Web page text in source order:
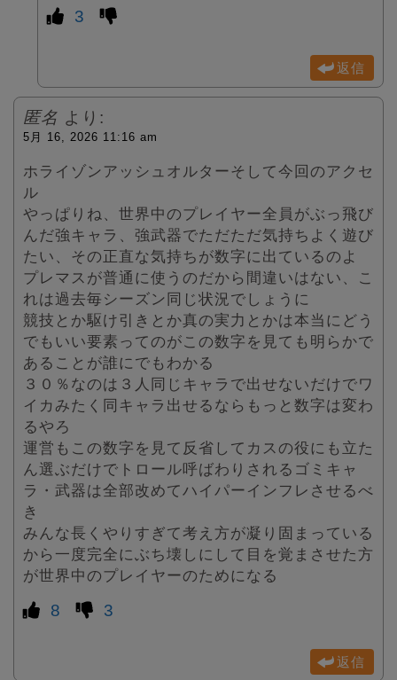
3
返信
匿名 より:
5月 16, 2026 11:16 am
ホライゾンアッシュオルターそして今回のアクセ
ル
やっぱりね、世界中のプレイヤー全員がぶっ飛び
んだ強キャラ、強武器でただただ気持ちよく遊び
たい、その正直な気持ちが数字に出ているのよ
プレマスが普通に使うのだから間違いはない、こ
れは過去毎シーズン同じ状況でしょうに
競技とか駆け引きとか真の実力とかは本当にどう
でもいい要素ってのがこの数字を見ても明らかで
あることが誰にでもわかる
３０％なのは３人同じキャラで出せないだけでワ
イカみたく同キャラ出せるならもっと数字は変わ
るやろ
運営もこの数字を見て反省してカスの役にも立た
ん選ぶだけでトロール呼ばわりされるゴミキャ
ラ・武器は全部改めてハイパーインフレさせるべ
き
みんな長くやりすぎて考え方が凝り固まっている
から一度完全にぶち壊しにして目を覚まさせた方
が世界中のプレイヤーのためになる
8 3
返信